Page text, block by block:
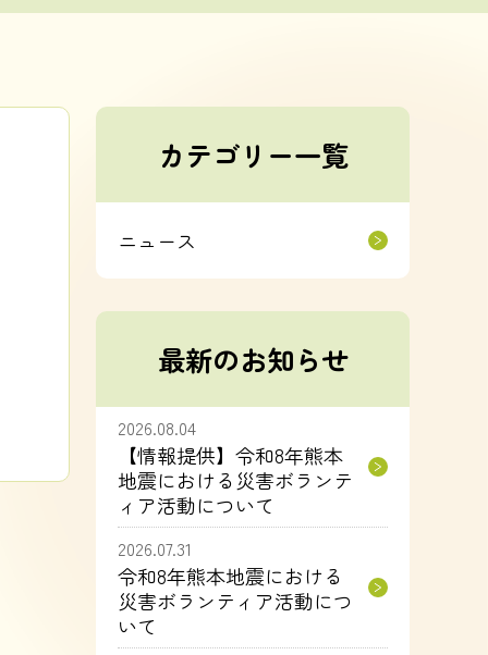
カテゴリー一覧
ニュース
最新のお知らせ
2026.08.04
【情報提供】令和8年熊本
地震における災害ボランテ
ィア活動について
2026.07.31
令和8年熊本地震における
災害ボランティア活動につ
いて